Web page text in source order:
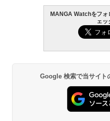
MANGA Watchをフ
ェッ
Google 検索で当サイト